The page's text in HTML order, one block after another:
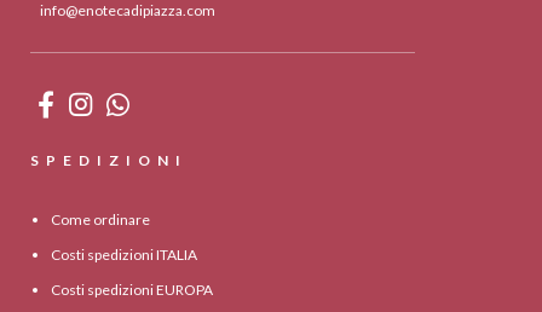
info@enotecadipiazza.com
SPEDIZIONI
Come ordinare
Costi spedizioni ITALIA
Costi spedizioni EUROPA